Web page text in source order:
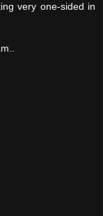
very one-sided in